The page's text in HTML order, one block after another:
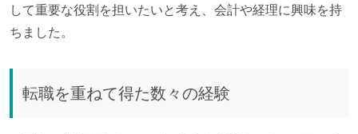
して重要な役割を担いたいと考え、会計や経理に興味を持
ちました。
転職を重ねて得た数々の経験